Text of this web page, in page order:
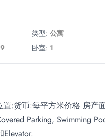
类型: 公寓
卧室: 1
:货币:每平方米价格 房产
Parking, Swimming
Elevator.